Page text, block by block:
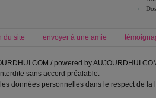
du site envoyer à une amie
/ powered by
sans accord préalable.
données personnelles dans le respect de